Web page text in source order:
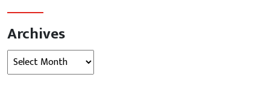
Archives
Archives